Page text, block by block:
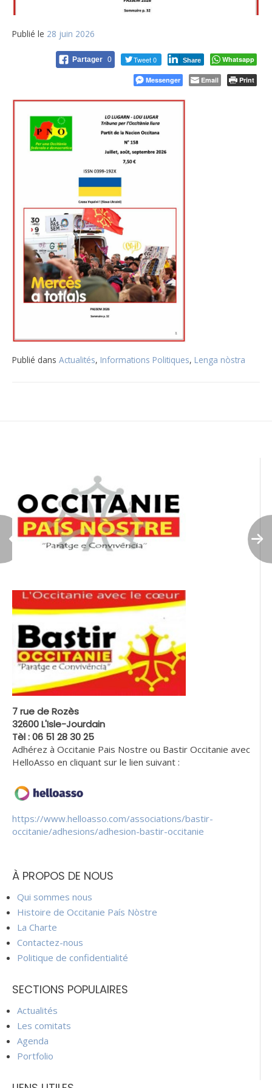
Publié le 28 juin 2026
Partager 0 Tweet 0 Share Whatsapp
Messenger Email Print
Publié dans Actualités, Informations Politiques, Lenga nòstra
7 rue de Rozès
32600 L'Isle-Jourdain
Tèl : 06 51 28 30 25
Adhérez à Occitanie Pais Nostre ou Bastir Occitanie avec
HelloAsso en cliquant sur le lien suivant :
https://www.helloasso.com/associations/bastir-
occitanie/adhesions/adhesion-bastir-occitanie
À PROPOS DE NOUS
Qui sommes nous
Histoire de Occitanie País Nòstre
La Charte
Contactez-nous
Politique de confidentialité
SECTIONS POPULAIRES
Actualités
Les comitats
Agenda
Portfolio